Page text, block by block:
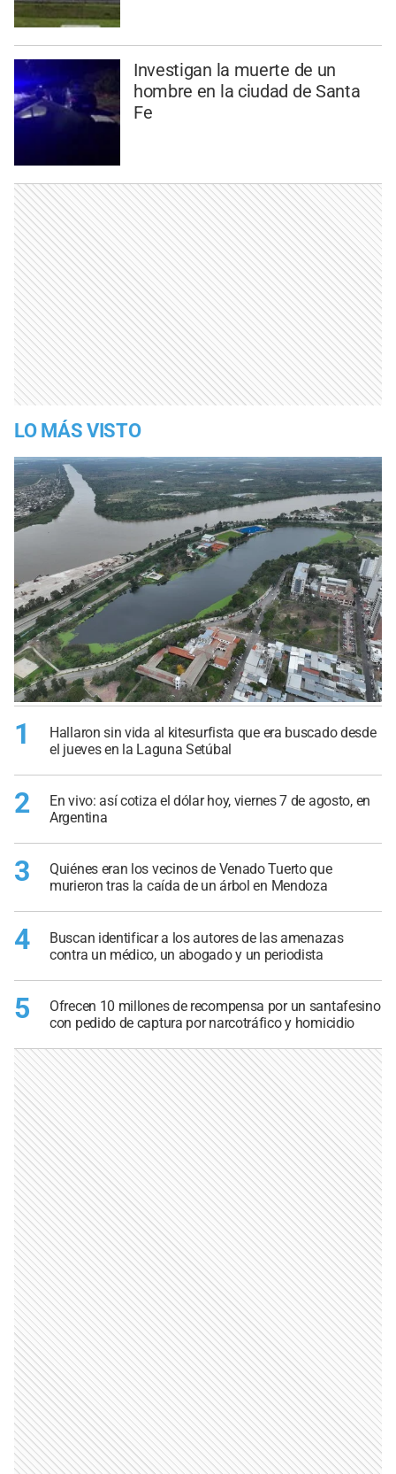
Investigan la muerte de un
hombre en la ciudad de Santa
Fe
LO MÁS VISTO
1
Hallaron sin vida al kitesurfista que era buscado desde
el jueves en la Laguna Setúbal
2
En vivo: así cotiza el dólar hoy, viernes 7 de agosto, en
Argentina
3
Quiénes eran los vecinos de Venado Tuerto que
murieron tras la caída de un árbol en Mendoza
4
Buscan identificar a los autores de las amenazas
contra un médico, un abogado y un periodista
5
Ofrecen 10 millones de recompensa por un santafesino
con pedido de captura por narcotráfico y homicidio